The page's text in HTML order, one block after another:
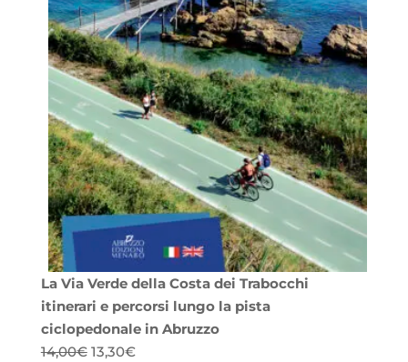
La Via Verde della Costa dei Trabocchi
itinerari e percorsi lungo la pista
ciclopedonale in Abruzzo
14,00€ Il
13,30€Il